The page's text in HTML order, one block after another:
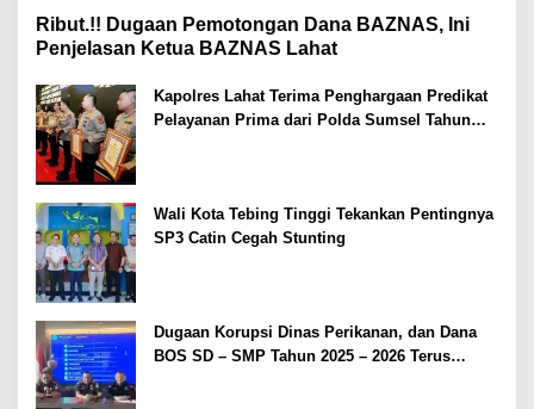
Ribut.!! Dugaan Pemotongan Dana BAZNAS, Ini
Penjelasan Ketua BAZNAS Lahat
Kapolres Lahat Terima Penghargaan Predikat
Pelayanan Prima dari Polda Sumsel Tahun
Wali Kota Tebing Tinggi Tekankan Pentingnya
SP3 Catin Cegah Stunting
Dugaan Korupsi Dinas Perikanan, dan Dana
BOS SD – SMP Tahun 2025 – 2026 Terus